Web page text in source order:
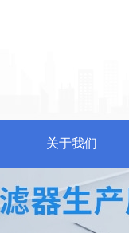
关于我们